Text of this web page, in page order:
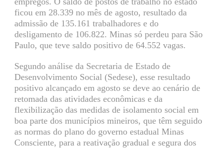
ficou em 28.339 no mês de agosto, resultado da
admissão de 135.161 trabalhadores e do
desligamento de 106.822. Minas só perdeu para São
Paulo, que teve saldo positivo de 64.552 vagas.
Segundo análise da Secretaria de Estado de
Desenvolvimento Social (Sedese), esse resultado
positivo alcançado em agosto se deve ao cenário de
retomada das atividades econômicas e da
flexibilização das medidas de isolamento social em
boa parte dos municípios mineiros, que têm seguido
as normas do plano do governo estadual Minas
Consciente, para a reativação gradual e segura dos